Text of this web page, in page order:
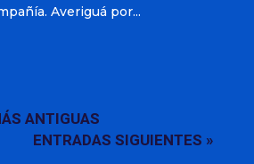
Averiguá por...
ANTIGUAS
ENTRADAS SIGUIENTES »